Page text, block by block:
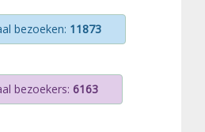
bezoeken: 11873
bezoekers: 6163